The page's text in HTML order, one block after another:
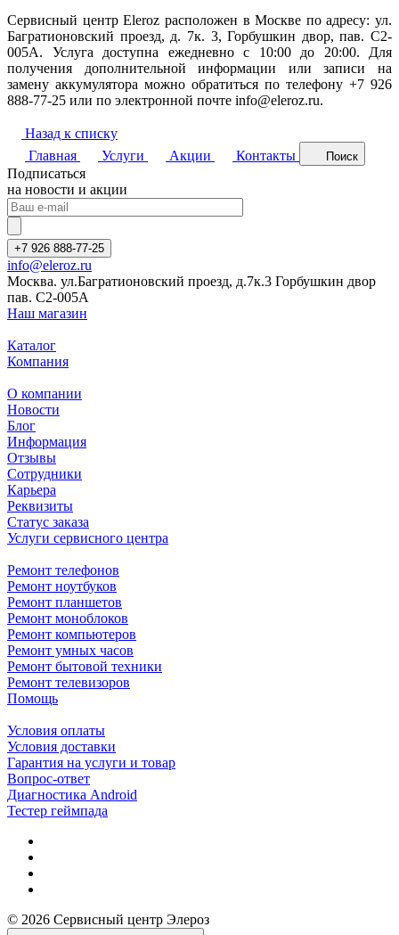
Сервисный центр Eleroz расположен в Москве по адресу: ул.
Багратионовский проезд, д. 7к. 3, Горбушкин двор, пав. C2-
005A. Услуга доступна ежедневно с 10:00 до 20:00. Для
получения дополнительной информации или записи на
замену аккумулятора можно обратиться по телефону +7 926
888-77-25 или по электронной почте info@eleroz.ru.
Назад к списку
Главная
Услуги Акции Контакты Поиск
Подписаться
на новости и акции
+7 926 888-77-25
info@eleroz.ru
Москва. ул.Багратионовский проезд, д.7к.3 Горбушкин двор
пав. C2-005A
Наш магазин
Каталог
Компания
О компании
Новости
Блог
Информация
Отзывы
Сотрудники
Карьера
Реквизиты
Статус заказа
Услуги сервисного центра
Ремонт телефонов
Ремонт ноутбуков
Ремонт планшетов
Ремонт моноблоков
Ремонт компьютеров
Ремонт умных часов
Ремонт бытовой техники
Ремонт телевизоров
Помощь
Условия оплаты
Условия доставки
Гарантия на услуги и товар
Вопрос-ответ
Диагностика Android
Тестер геймпада
© 2026 Сервисный центр Элероз